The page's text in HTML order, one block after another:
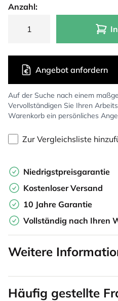
Anzahl:
Auf der Suche nach einem
Vervollständigen Sie Ihren
Warenkorb ein persönliches
Angebot anfordern
Zur Vergleichsliste
Niedrigstpreisgarantie
Kostenloser Versand
10 Jahre Garantie
Vollständig nach Ihren
Weitere
Häufig gestellte